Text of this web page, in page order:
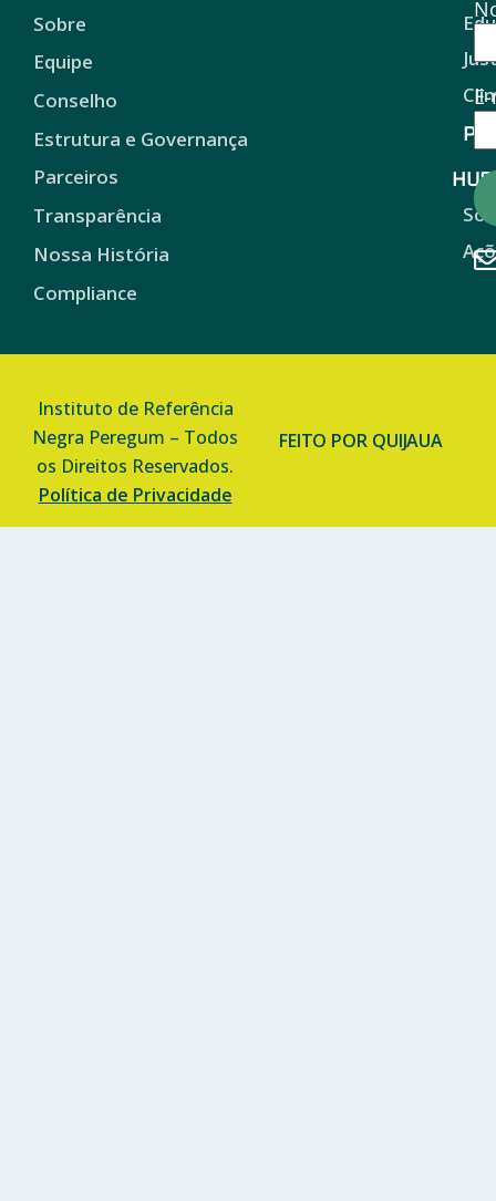
Sobre
Equipe
Conselho
Estrutura e Governança
Parceiros
Transparência
Nossa História
Compliance
Instituto de Referência
Negra Peregum – Todos
os Direitos Reservados.
Política de Privacidade
FEITO POR QUIJAUA